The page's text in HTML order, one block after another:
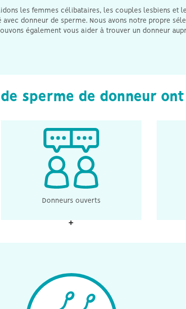
les femmes célibataires, les couples lesbiens et
avec donneur de sperme. Nous avons notre propre
également vous aider à trouver un donneur
sperme de donneur
Donneurs ouverts
Dans le cadre du don de sperme
ouvert, les enfants issus de ce
don ont la possibilité, une fois
qu'ils ont atteint l'âge de 18 ans,
de contacter la clinique et obtenir
des informations sur l'identité du
faire cette démarche à la place de
Le
le
ce